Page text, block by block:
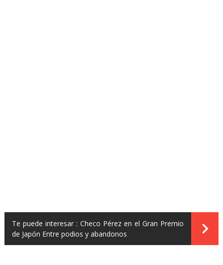
Te puede interesar : Checo Pérez en el Gran Premio
de Japón Entre podios y abandonos